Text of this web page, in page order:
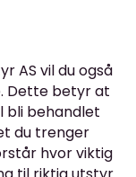
AS vil du også
Dette betyr at
bli behandlet
du trenger
hvor viktig